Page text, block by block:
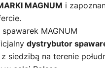
MAGNUM i
MAGNUM
dystrybutor
siedzibą na terenie